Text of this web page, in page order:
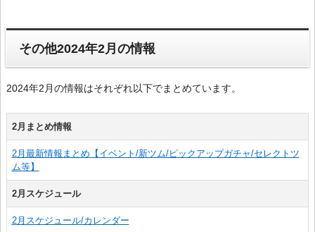
その他2024年2月の情報
2024年2月の情報はそれぞれ以下でまとめています。
2月まとめ情報
2月最新情報まとめ【イベント/新ツム/ピックアップガチャ/セレクトツ
ム等】
2月スケジュール
2月スケジュール/カレンダー